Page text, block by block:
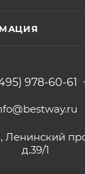
978-60-61
Ленинский
д.39/1